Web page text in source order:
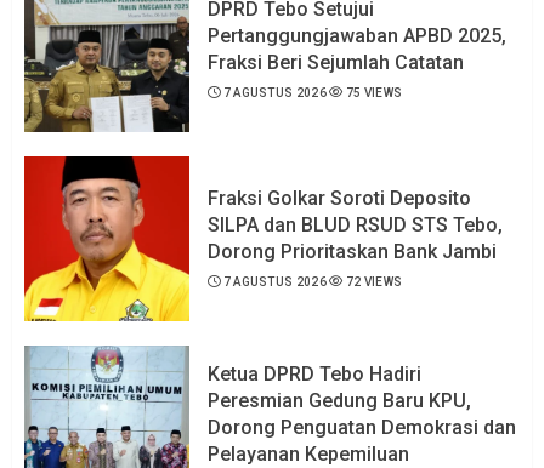
DPRD Tebo Setujui
Pertanggungjawaban APBD 2025,
Fraksi Beri Sejumlah Catatan
7 AGUSTUS 2026 75 VIEWS
Fraksi Golkar Soroti Deposito
SILPA dan BLUD RSUD STS Tebo,
Dorong Prioritaskan Bank Jambi
7 AGUSTUS 2026 72 VIEWS
Ketua DPRD Tebo Hadiri
Peresmian Gedung Baru KPU,
Dorong Penguatan Demokrasi dan
Pelayanan Kepemiluan